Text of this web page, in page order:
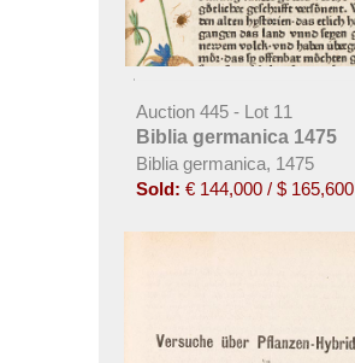
Auction 445 - Lot 11
Biblia germanica 1475
Biblia germanica, 1475
Sold: € 144,000 / $ 165,600